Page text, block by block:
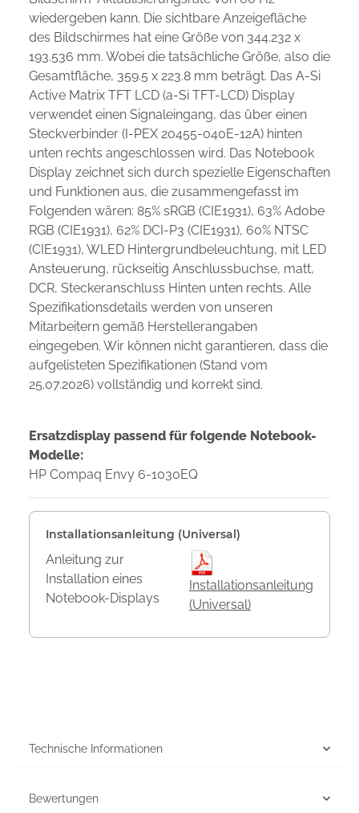
wiedergeben kann. Die sichtbare Anzeigefläche
des Bildschirmes hat eine Größe von 344.232 x
193.536 mm. Wobei die tatsächliche Größe, also die
Gesamtfläche, 359.5 x 223.8 mm beträgt. Das A-Si
Active Matrix TFT LCD (a-Si TFT-LCD) Display
verwendet einen Signaleingang, das über einen
Steckverbinder (I-PEX 20455-040E-12A) hinten
unten rechts angeschlossen wird. Das Notebook
Display zeichnet sich durch spezielle Eigenschaften
und Funktionen aus, die zusammengefasst im
Folgenden wären: 85% sRGB (CIE1931), 63% Adobe
RGB (CIE1931), 62% DCI-P3 (CIE1931), 60% NTSC
(CIE1931), WLED Hintergrundbeleuchtung, mit LED
Ansteuerung, rückseitig Anschlussbuchse, matt,
DCR, Steckeranschluss Hinten unten rechts. Alle
Spezifikationsdetails werden von unseren
Mitarbeitern gemäß Herstellerangaben
eingegeben. Wir können nicht garantieren, dass die
aufgelisteten Spezifikationen (Stand vom
25.07.2026) vollständig und korrekt sind.
Ersatzdisplay passend für folgende Notebook-
Modelle:
HP Compaq Envy 6-1030EQ
Installationsanleitung (Universal)
Anleitung zur
Installation eines
Notebook-Displays
Installationsanleitung
(Universal)
Technische Informationen
Bewertungen